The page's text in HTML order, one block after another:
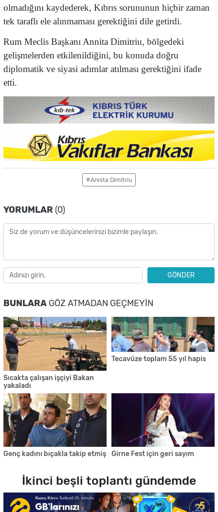
olmadığını kaydederek, Kıbrıs sorununun hiçbir zaman
tek taraflı ele alınmaması gerektiğini dile getirdi.
Rum Meclis Başkanı Annita Dimitriu, bölgedeki
gelişmelerden etkilenildiğini, bu konuda doğru
diplomatik ve siyasi adımlar atılması gerektiğini ifade
etti.
#Annita Dimitriu
YORUMLAR (0)
GÖNDER
BUNLARA GÖZ ATMADAN GEÇMEYIN
Sıcakta çalışan işçiyi Bakan
yakaladı
Tecavüze toplam 55 yıl hapis
Genç kadını bıçakla takip etmiş Girne Fest için geri sayım
İkinci beşli toplantı gündemde